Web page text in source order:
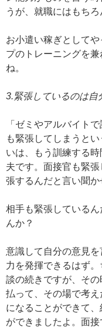
うが、就職にはもちろ
お小遣い稼ぎとして
プのトレーニングを
ね。
3.緊張しているのは自
「ゼミやアルバイト
も緊張してしまうと
いは、もう訓練する
夫です。面接官も緊
張するんだと言い聞か
相手も緊張している
んか？
意識して自分の意見
力を発揮できるはず
談の続きですが、そ
払って、その場で考
になることができて
ができましたよ。面